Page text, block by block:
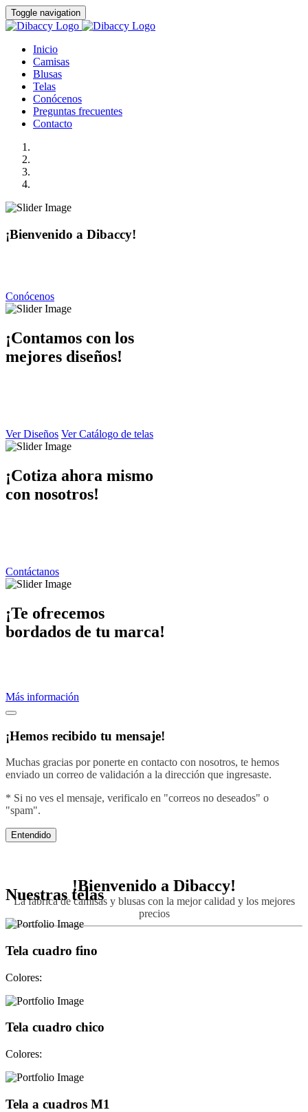
Toggle navigation
Inicio
Camisas
Blusas
Telas
Conócenos
Preguntas frecuentes
Contacto
¡Bienvenido a Dibaccy!
Conócenos
¡Contamos con los
mejores diseños!
Ver Diseños Ver Catálogo de telas
¡Cotiza ahora mismo
con nosotros!
Contáctanos
¡Te ofrecemos
bordados de tu marca!
Más información
¡Hemos recibido tu mensaje!
Muchas gracias por ponerte en contacto con nosotros, te hemos
enviado un correo de validación a la dirección que ingresaste.
* Si no ves el mensaje, verificalo en "correos no deseados" o
"spam".
Entendido
!Bienvenido a Dibaccy!
La fábrica de camisas y blusas con la mejor calidad y los mejores
precios
Nuestras telas
Tela cuadro fino
Colores:
Tela cuadro chico
Colores:
Tela a cuadros M1